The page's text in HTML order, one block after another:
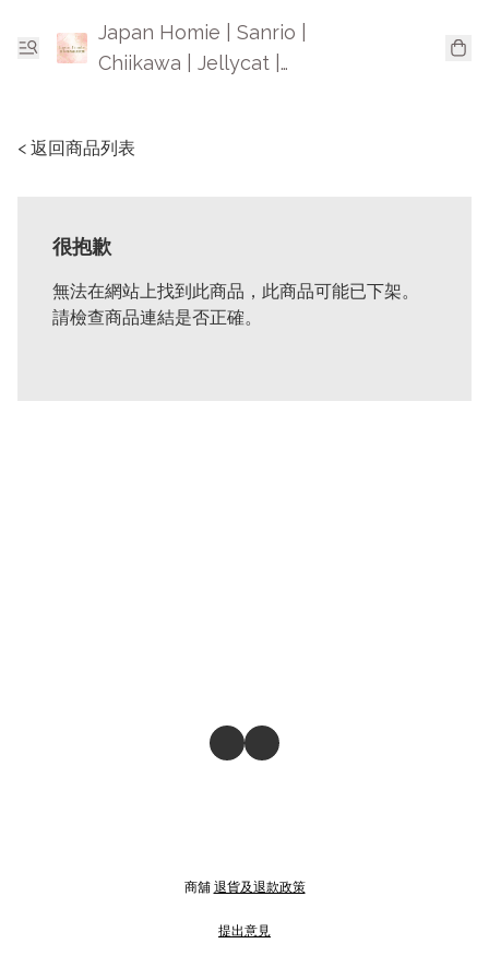
Japan Homie | Sanrio |
Chiikawa | Jellycat |
< 返回商品列表
很抱歉
無法在網站上找到此商品，此商品可能已下架。
請檢查商品連結是否正確。
商舖 退貨及退款政策
提出意見